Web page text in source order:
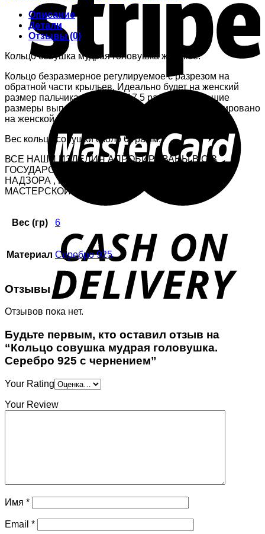
Описание
Детали
Отзывы (0)
Кольцо совушка мудрая головушка женское.
Кольцо безразмерное регулируемое с разрезом на
обратной части крыльев. Идеально будет на женский
размер пальчика от 15.5 до 17,5 размера. Большие
размеры выполним под заказ. Кольцо сфотографировано
на женской ручке.
Вес кольца совушки около 6 грамм.
ВСЕ НАШИ ИЗДЕЛИЯ АПРОБИРОВАНЫ В С-З
ГОСУДАРСТВЕННОЙ ИНСПЕКЦИИ ПРОБИРНОГО
НАДЗОРА , ПЛЮС СТОИТ КЛЕЙМО – ИМЕННИК
МАСТЕРСКОЙ.
Вес (гр) 6
Материал Серебро 925
Отзывы
Отзывов пока нет.
Будьте первым, кто оставил отзыв на
“Кольцо совушка мудрая головушка.
Серебро 925 с чернением”
Your Rating
Your Review
Имя *
Email *